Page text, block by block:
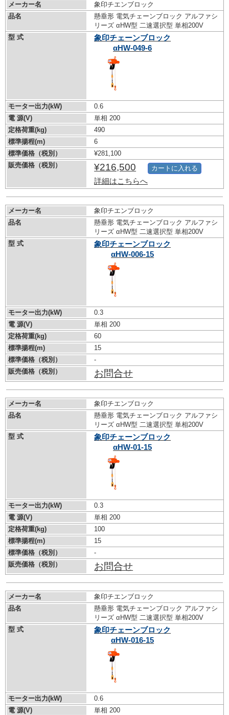
メーカー名
象印チエンブロック
品名
懸垂形 電気チェーンブロック アルファシ
リーズ αHW型 二速選択型 単相200V
型 式
象印チェーンブロック
αHW-049-6
モーター出力(kW)
0.6
電 源(V)
単相 200
定格荷重(kg)
490
標準揚程(m)
6
標準価格（税別）
¥281,100
販売価格（税別）
¥216,500
詳細はこちらへ
カートに入れる
メーカー名
象印チエンブロック
品名
懸垂形 電気チェーンブロック アルファシ
リーズ αHW型 二速選択型 単相200V
型 式
象印チェーンブロック
αHW-006-15
モーター出力(kW)
0.3
電 源(V)
単相 200
定格荷重(kg)
60
標準揚程(m)
15
標準価格（税別）
-
販売価格（税別）
お問合せ
メーカー名
象印チエンブロック
品名
懸垂形 電気チェーンブロック アルファシ
リーズ αHW型 二速選択型 単相200V
型 式
象印チェーンブロック
αHW-01-15
モーター出力(kW)
0.3
電 源(V)
単相 200
定格荷重(kg)
100
標準揚程(m)
15
標準価格（税別）
-
販売価格（税別）
お問合せ
メーカー名
象印チエンブロック
品名
懸垂形 電気チェーンブロック アルファシ
リーズ αHW型 二速選択型 単相200V
型 式
象印チェーンブロック
αHW-016-15
モーター出力(kW)
0.6
電 源(V)
単相 200